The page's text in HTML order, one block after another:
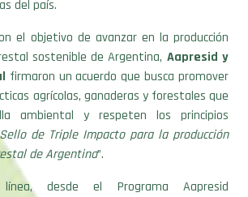
del país.
el objetivo de avanzar en la producción
sostenible de Argentina, Aapresid y
firmaron un acuerdo que busca promover
agrícolas, ganaderas y forestales que
ambiental y respeten los principios
Sello de Triple Impacto para la producción
de Argentina”.
desde el Programa Aapresid